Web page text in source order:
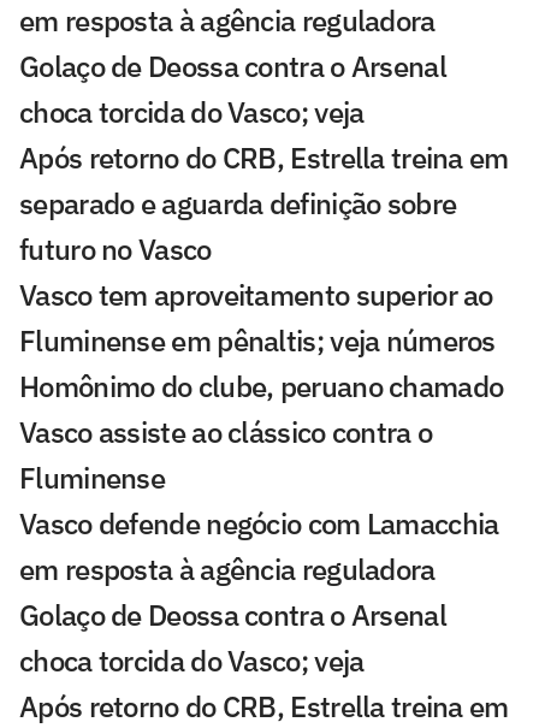
em resposta à agência reguladora
Golaço de Deossa contra o Arsenal
choca torcida do Vasco; veja
Após retorno do CRB, Estrella treina em
separado e aguarda definição sobre
futuro no Vasco
Vasco tem aproveitamento superior ao
Fluminense em pênaltis; veja números
Homônimo do clube, peruano chamado
Vasco assiste ao clássico contra o
Fluminense
Vasco defende negócio com Lamacchia
em resposta à agência reguladora
Golaço de Deossa contra o Arsenal
choca torcida do Vasco; veja
Após retorno do CRB, Estrella treina em